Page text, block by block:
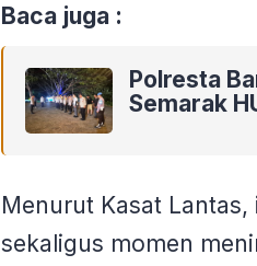
Baca juga :
Polresta
Semarak
Menurut Kasat
sekaligus momen